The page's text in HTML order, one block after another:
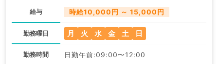
給与 時給10,000円 ～ 15,000円
勤務曜日 月 火 水 金 土 日
勤務時間 日勤午前:09:00〜12:00